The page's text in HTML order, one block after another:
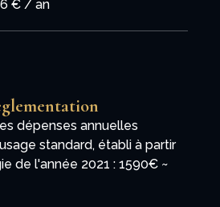
€ / an
dépenses annuelles
standard, établi à partir
de l'année 2021 : 1590€ ~